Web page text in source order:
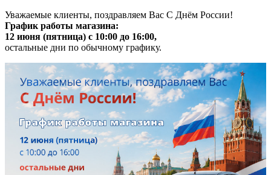
Уважаемые клиенты, поздравляем Вас С Днём России!
График работы магазина:
12 июня (пятница) с 10:00 до 16:00,
остальные дни по обычному графику.